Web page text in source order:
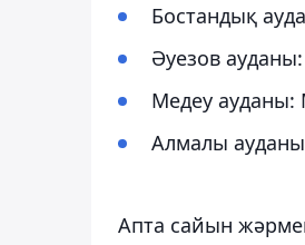
Бостандық
Әуезов
Медеу ауданы:
Алмалы
Апта сайын